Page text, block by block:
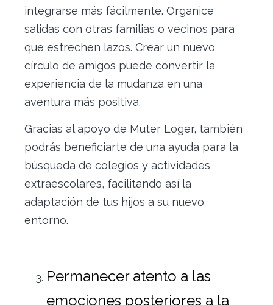
integrarse más fácilmente. Organice
salidas con otras familias o vecinos para
que estrechen lazos. Crear un nuevo
círculo de amigos puede convertir la
experiencia de la mudanza en una
aventura más positiva.
Gracias al apoyo de Muter Loger, también
podrás beneficiarte de una ayuda para la
búsqueda de colegios y actividades
extraescolares, facilitando así la
adaptación de tus hijos a su nuevo
entorno.
Permanecer atento a las
emociones posteriores a la